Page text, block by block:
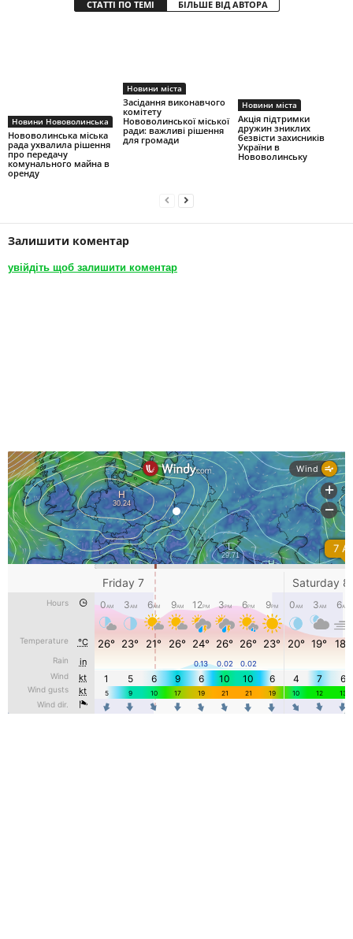
СТАТТІ ПО ТЕМІ БІЛЬШЕ ВІД АВТОРА
Новини Нововолинська
Нововолинська міська
рада ухвалила рішення
про передачу
комунального майна в
оренду
Новини міста
Засідання виконавчого
комітету
Нововолинської міської
ради: важливі рішення
для громади
Новини міста
Акція підтримки
дружин зниклих
безвісти захисників
України в
Нововолинську
Залишити коментар
увійдіть щоб залишити коментар